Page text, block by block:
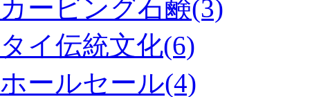
カービング石鹸(3)
タイ伝統文化(6)
ホールセール(4)